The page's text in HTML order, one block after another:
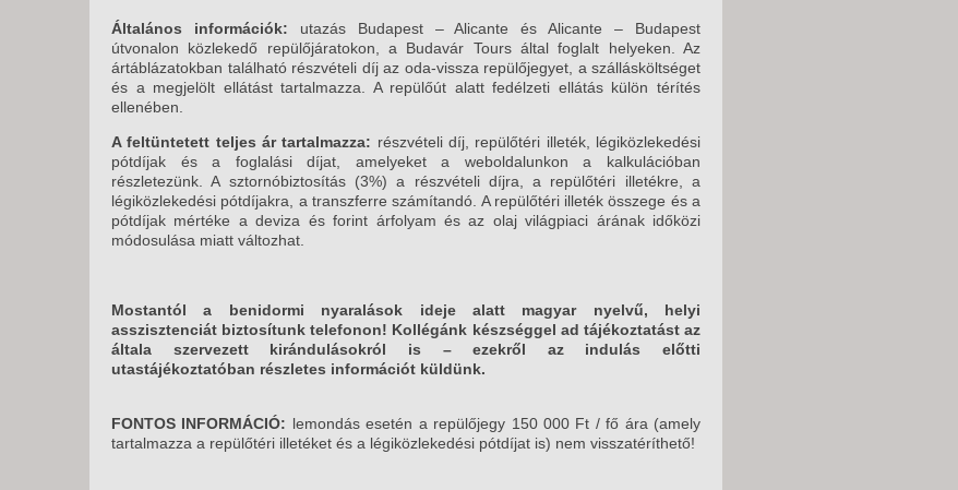
Általános információk: utazás Budapest – Alicante és Alicante – Budapest
útvonalon közlekedő repülőjáratokon, a Budavár Tours által foglalt helyeken. Az
ártáblázatokban található részvételi díj az oda-vissza repülőjegyet, a szállásköltséget
és a megjelölt ellátást tartalmazza. A repülőút alatt fedélzeti ellátás külön térítés
ellenében.
A feltüntetett teljes ár tartalmazza: részvételi díj,
repülőtéri illeték, légiközlekedési
pótdíjak és a foglalási díjat, amelyeket a weboldalunkon a kalkulációban
részletezünk. A sztornóbiztosítás (3%) a részvételi díjra, a repülőtéri illetékre, a
légiközlekedési pótdíjakra, a transzferre számítandó. A repülőtéri illeték összege és a
pótdíjak mértéke a deviza és forint árfolyam és az olaj világpiaci árának időközi
módosulása miatt változhat.
Mostantól a benidormi nyaralások ideje alatt magyar nyelvű, helyi
asszisztenciát biztosítunk telefonon! Kollégánk készséggel ad tájékoztatást az
általa szervezett kirándulásokról is – ezekről az indulás előtti
utastájékoztatóban részletes információt küldünk.
FONTOS INFORMÁCIÓ: lemondás esetén a repülőjegy 150 000 Ft / fő ára (amely
tartalmazza a repülőtéri illetéket és a légiközlekedési pótdíjat is) nem visszatéríthető!